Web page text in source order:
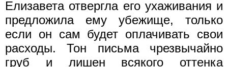
Елизавета отвергла его ухаживания и
предложила ему убежище, только
если он сам будет оплачивать свои
расходы. Тон письма чрезвычайно
груб и лишен всякого оттенка